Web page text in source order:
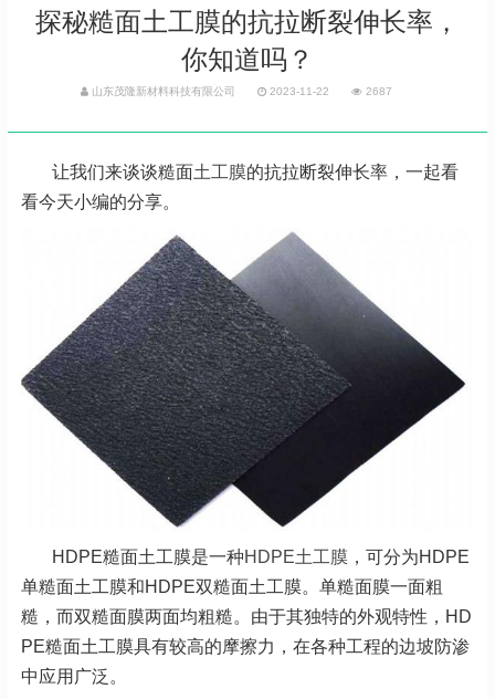
探秘糙面土工膜的抗拉断裂伸长率，
你知道吗？
山东茂隆新材料科技有限公司 2023-11-22 2687
让我们来谈谈糙面土工膜的抗拉断裂伸长率，一起看
看今天小编的分享。
HDPE糙面土工膜是一种HDPE土工膜 ，可分为HDPE
单糙面土工膜和HDPE双糙面土工膜。单糙面膜一面粗
糙，而双糙面膜两面均粗糙。由于其独特的外观特性，HD
PE糙面土工膜具有较高的摩擦力，在各种工程的边坡防渗
中应用广泛。